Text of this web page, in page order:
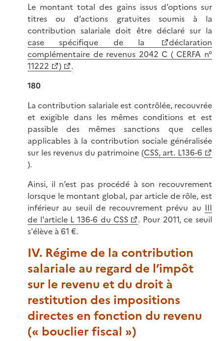
Le montant total des gains issus d’options sur
titres ou d’actions gratuites soumis à la
contribution salariale doit être déclaré sur la
case spécifique de la
déclaration
complémentaire de revenus 2042 C ( CERFA n°
11222
)
.
180
La contribution salariale est contrôlée, recouvrée
et exigible dans les mêmes conditions et est
passible des mêmes sanctions que celles
applicables à la contribution sociale généralisée
sur les revenus du patrimoine (CSS, art. L136-6
).
Ainsi, il n’est pas procédé à son recouvrement
lorsque le montant global, par article de rôle, est
inférieur au seuil de recouvrement prévu au III
de l'article L 136-6 du CSS
. Pour 2011, ce seuil
s'élève à 61 €.
IV. Régime de la contribution
salariale au regard de l’impôt
sur le revenu et du droit à
restitution des impositions
directes en fonction du revenu
(« bouclier fiscal »)